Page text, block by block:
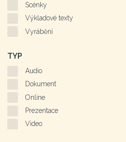
Scénky
Výkladové texty
Vyrábění
TYP
Audio
Dokument
Online
Prezentace
Video